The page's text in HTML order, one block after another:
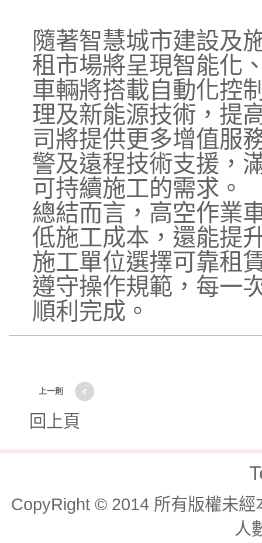
隨著智慧城市建設及
租市場將呈現智能化
車輛將搭載自動化控
理及新能源技術，提
司將提供更多增值服
警及遠程技術支援，
可持續施工的需求。
總結而言，高空作業
低施工成本，還能提
施工單位選擇可靠租
遵守操作規範，每一
順利完成。
上一則
回上頁
CopyRight © 2014 所有版權未
人